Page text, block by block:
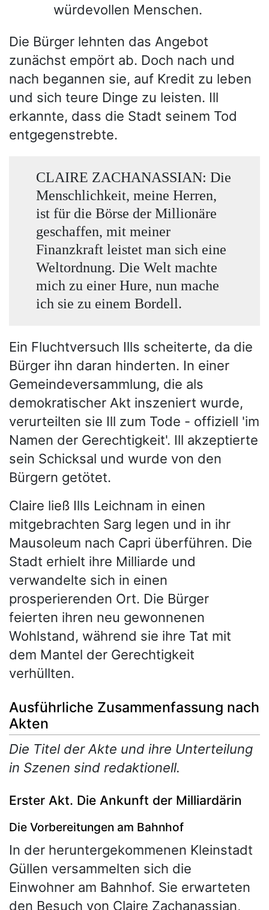
würdevollen Menschen.
Die Bürger lehnten das Angebot
zunächst empört ab. Doch nach und
nach begannen sie, auf Kredit zu leben
und sich teure Dinge zu leisten. Ill
erkannte, dass die Stadt seinem Tod
entgegenstrebte.
CLAIRE ZACHANASSIAN: Die
Menschlichkeit, meine Herren,
ist für die Börse der Millionäre
geschaffen, mit meiner
Finanzkraft leistet man sich eine
Weltordnung. Die Welt machte
mich zu einer Hure, nun mache
ich sie zu einem Bordell.
Ein Fluchtversuch Ills scheiterte, da die
Bürger ihn daran hinderten. In einer
Gemeindeversammlung, die als
demokratischer Akt inszeniert wurde,
verurteilten sie Ill zum Tode - offiziell 'im
Namen der Gerechtigkeit'. Ill akzeptierte
sein Schicksal und wurde von den
Bürgern getötet.
Claire ließ Ills Leichnam in einen
mitgebrachten Sarg legen und in ihr
Mausoleum nach Capri überführen. Die
Stadt erhielt ihre Milliarde und
verwandelte sich in einen
prosperierenden Ort. Die Bürger
feierten ihren neu gewonnenen
Wohlstand, während sie ihre Tat mit
dem Mantel der Gerechtigkeit
verhüllten.
Ausführliche Zusammenfassung nach
Akten
Die Titel der Akte und ihre Unterteilung
in Szenen sind redaktionell.
Erster Akt. Die Ankunft der Milliardärin
Die Vorbereitungen am Bahnhof
In der heruntergekommenen Kleinstadt
Güllen versammelten sich die
Einwohner am Bahnhof. Sie erwarteten
den Besuch von Claire Zachanassian,